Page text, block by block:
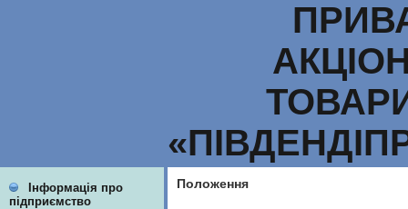
Інформація про
підприємство
Положення